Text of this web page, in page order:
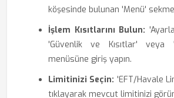
köşesinde bulunan 'Menü'
İşlem Kısıtlarını Bulun:
'Güvenlik ve Kısıtlar' veya
menüsüne giriş yapın.
Limitinizi Seçin: 'EFT/Havale
tıklayarak mevcut limitinizi